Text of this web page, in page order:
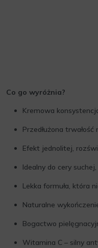
Co go wyróżnia?
Kremowa
Przedłużona trwałość
Efekt jednolitej,
Idealny do cery
Lekka formuła, która
Naturalne
Bogactwo
Witamina C – silny